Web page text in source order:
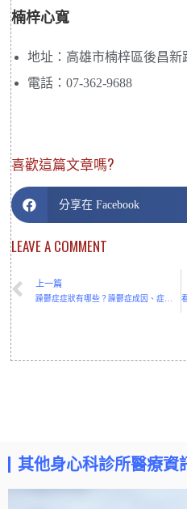
楠梓心寬
地址：高雄市楠梓區後昌新
電話：07-362-9688
喜歡這篇文章嗎?
分享在 Facebook
LEAVE A COMMENT
上一篇
其他身心科診所醫療資